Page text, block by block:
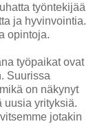
työntekijää
ja hyvinvointia.
opintoja.
työpaikat ovat
Suurissa
on näkynyt
uusia yrityksiä.
jotakin